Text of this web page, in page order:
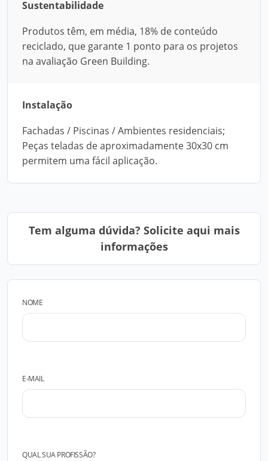
Sustentabilidade
Produtos têm, em média, 18% de conteúdo
reciclado, que garante 1 ponto para os projetos
na avaliação Green Building.
Instalação
Fachadas / Piscinas / Ambientes residenciais;
Peças teladas de aproximadamente 30x30 cm
permitem uma fácil aplicação.
Tem alguma dúvida? Solicite aqui mais
informações
NOME
E-MAIL
QUAL SUA PROFISSÃO?